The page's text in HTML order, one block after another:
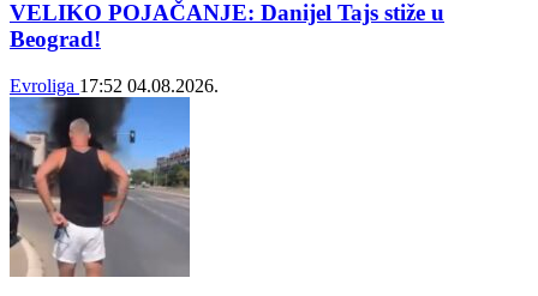
VELIKO POJAČANJE: Danijel Tajs stiže u
Beograd!
Evroliga 17:52 04.08.2026.